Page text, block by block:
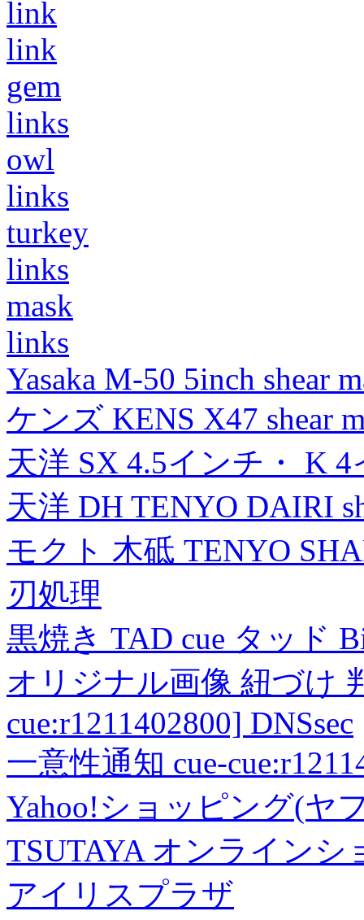
link
link
gem
links
owl
links
turkey
links
mask
links
Yasaka M-50 5inch shear
ケンズ KENS X47 shear
天洋 SX 4.5インチ・ K
天洋 DH TENYO DAIRI
モクト 木砥 TENYO
刃処理
黒焼き TAD cue タッド
オリジナル画像 紐づけ
cue:r1211402800] DNSsec
一意性通知 cue-
Yahoo!ショッピング(ヤ
TSUTAYA オンラインシ
アイリスプラザ